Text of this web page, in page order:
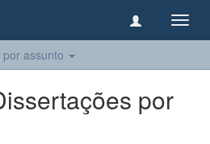
assunto
por